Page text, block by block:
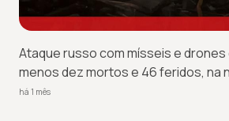
Ataque russo com mísseis e drones
menos dez mortos e 46 feridos, na
há 1 mês